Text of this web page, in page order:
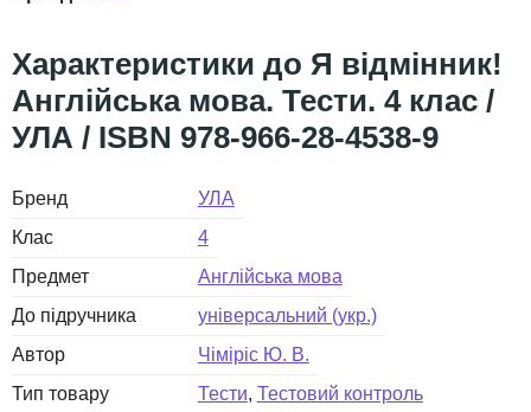
Я відмінник!
Англійська мова. Тести. 4 клас /
УЛА / ISBN 978-966-28-4538-9
Бренд
УЛА
Клас
4
Предмет
Англійська мова
До підручника
універсальний (укр.)
Автор
Чіміріс Ю. В.
Тип товару
Тести Тестовий контроль